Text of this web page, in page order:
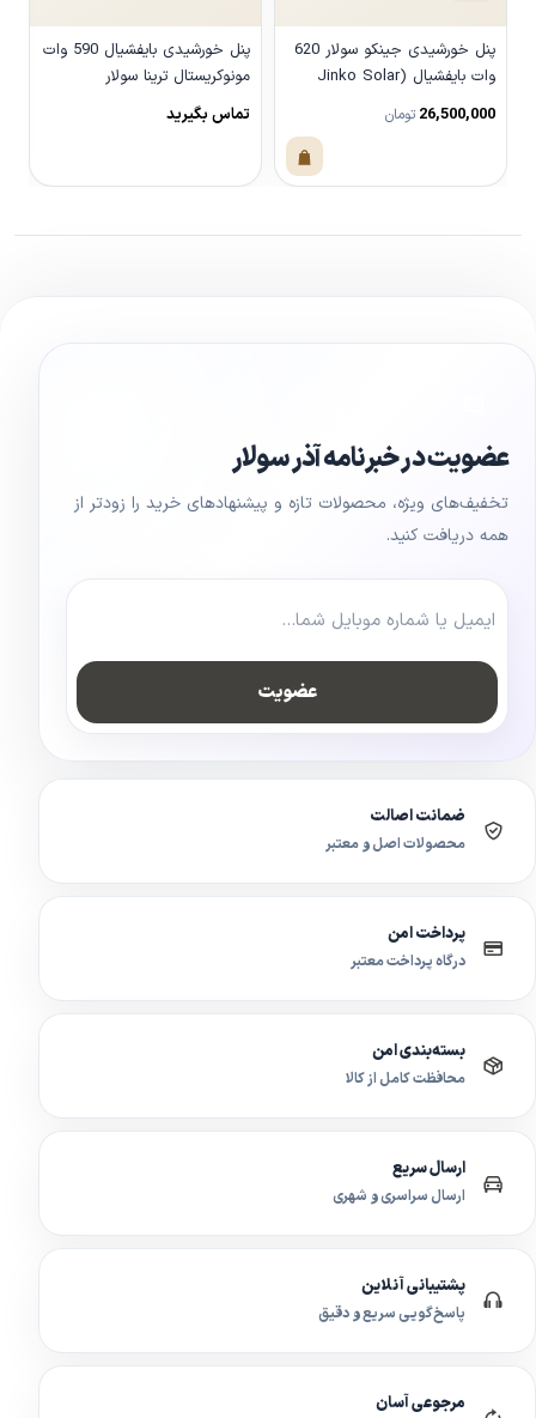
پنل خورشیدی جینکو سولار 620
وات بایفشیال (Jinko Solar
620W Bifacial)
26,500,000 تومان
پنل خورشیدی بایفشیال 590 وات
مونوکریستال ترینا سولار
تماس بگیرید
عضویت در خبرنامه آذر سولار
تخفیف‌های ویژه، محصولات تازه و پیشنهادهای خرید را زودتر از
همه دریافت کنید.
عضویت
ضمانت اصالت
محصولات اصل و معتبر
پرداخت امن
درگاه پرداخت معتبر
بسته‌بندی امن
محافظت کامل از کالا
ارسال سریع
ارسال سراسری و شهری
پشتیبانی آنلاین
پاسخ‌گویی سریع و دقیق
مرجوعی آسان